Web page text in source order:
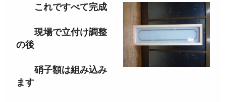
これですべて完成
現場で立付け調整
の後
硝子額は組み込み
ます